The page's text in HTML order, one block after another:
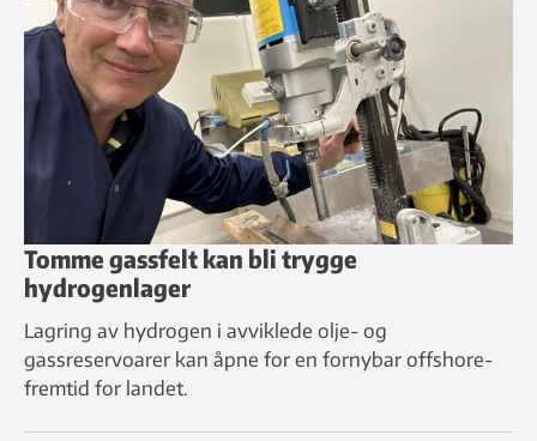
Tomme gassfelt kan bli trygge
hydrogenlager
Lagring av hydrogen i avviklede olje- og
gassreservoarer kan åpne for en fornybar offshore-
fremtid for landet.